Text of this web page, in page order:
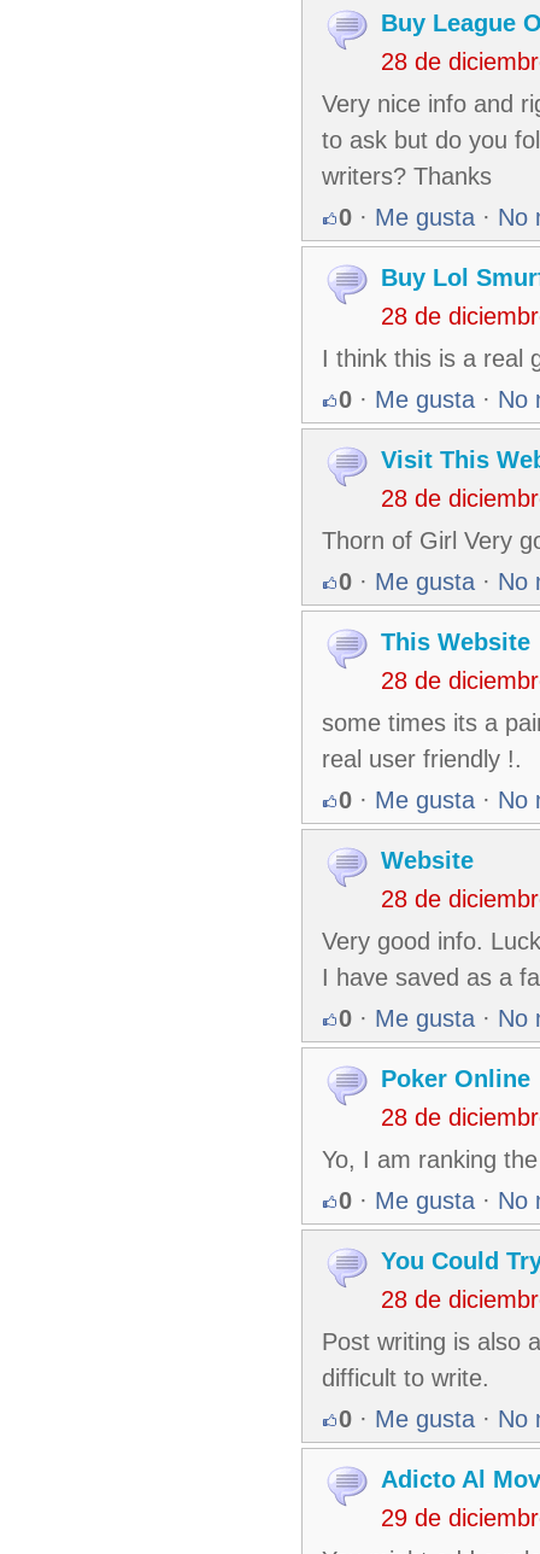
Buy League
28 de
Very nice info and
to ask but do you
writers? Thanks
0 · Me gusta · No
Buy Lol
28 de
I think this is a real
0 · Me gusta · No
Visit This
28 de
Thorn of Girl Very
0 · Me gusta · No
This Website
28 de
some times its a
real user friendly !.
0 · Me gusta · No
Website
28 de
Very good info.
I have saved as a
0 · Me gusta · No
Poker Online
28 de
Yo, I am ranking
0 · Me gusta · No
You Could
28 de
Post writing is also
difficult to write.
0 · Me gusta · No
Adicto Al
29 de